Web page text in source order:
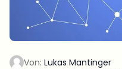
Von: Lukas Mantinger